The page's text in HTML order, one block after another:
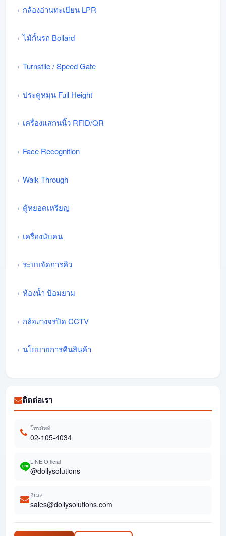
กล้องอ่านทะเบียน LPR
ไม้กั้นรถ Bollard
Turnstile / Speed Gate
ประตูหมุน Full Height
เครื่องแสกนนิ้ว RFID/QR
Face Recognition
Walk Through
ตู้หยอดเหรียญ
เครื่องนับคน
ระบบจัดการคิว
ห้องน้ำ ป้อมยาม
กล้องวงจรปิด CCTV
นโยบายการคืนสินค้า
ติดต่อเรา
โทรศัพท์
02-105-4034
LINE Official
@dollysolutions
อีเมล
sales@dollysolutions.com